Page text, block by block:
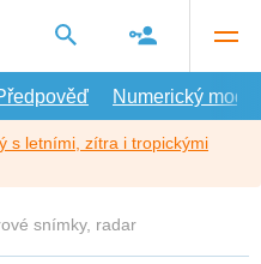
Numerický model
s letními, zítra i tropickými
snímky, radar